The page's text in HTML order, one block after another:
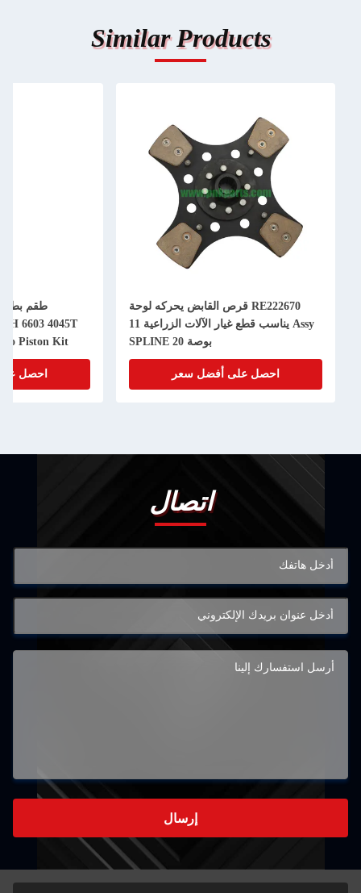
Similar Products
RE222670 قرص القابض يحركه لوحة
Assy يناسب قطع غيار الآلات الزراعية 11
بوصة 20 SPLINE
احصل على أفضل سعر
6603 4045T
Piston Kit
احصل
اتصال
إرسال